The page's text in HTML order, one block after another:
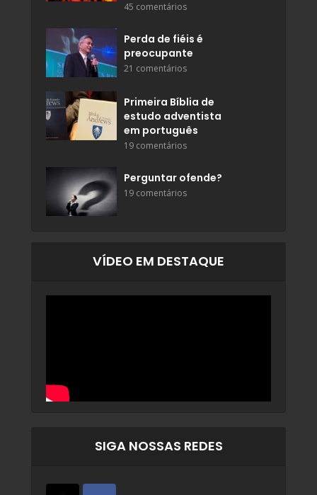
45 comentários
Perda de fiéis é
preocupante
21 comentários
Primeira Bíblia de
estudo adventista
em português
19 comentários
Perguntar ofende?
19 comentários
VÍDEO EM DESTAQUE
SIGA NOSSAS REDES